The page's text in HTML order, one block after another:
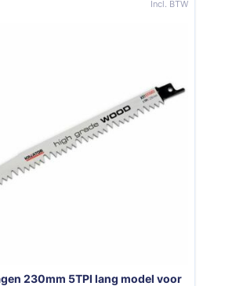
230mm 5TPI lang model voor